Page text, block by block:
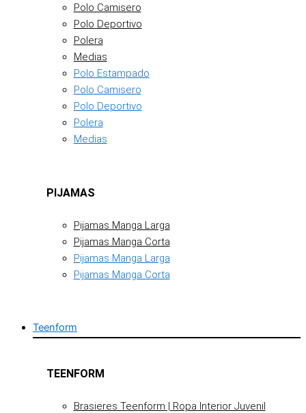
Polo Camisero
Polo Deportivo
Polera
Medias
Polo Estampado
Polo Camisero
Polo Deportivo
Polera
Medias
PIJAMAS
Pijamas Manga Larga
Pijamas Manga Corta
Pijamas Manga Larga
Pijamas Manga Corta
Teenform
TEENFORM
Brasieres Teenform | Ropa Interior Juvenil